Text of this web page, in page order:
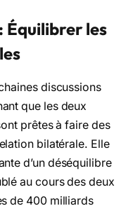
Équilibrer les
discussions
que les deux
prêtes à faire des
bilatérale. Elle
d’un déséquilibre
au cours des deux
de 400 milliards